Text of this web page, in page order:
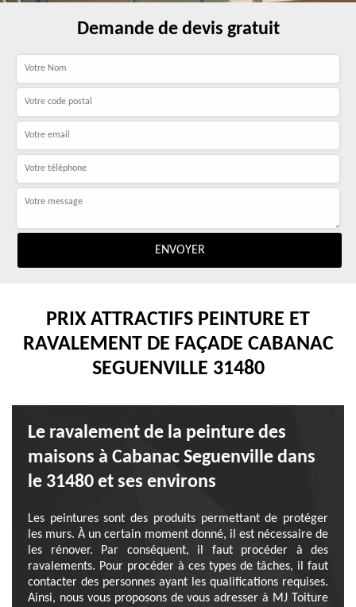
Demande de devis gratuit
PRIX ATTRACTIFS PEINTURE ET
RAVALEMENT DE FAÇADE CABANAC
SEGUENVILLE 31480
Le ravalement de la peinture des
maisons à Cabanac Seguenville dans
le 31480 et ses environs
Les peintures sont des produits permettant de protéger
les murs. À un certain moment donné, il est nécessaire de
les rénover. Par conséquent, il faut procéder à des
ravalements. Pour procéder à ces types de tâches, il faut
contacter des personnes ayant les qualifications requises.
Ainsi, nous vous proposons de vous adresser à MJ Toiture